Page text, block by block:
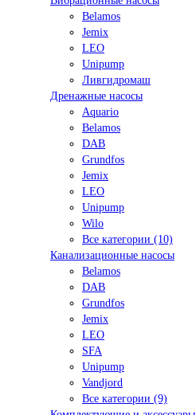
Belamos
Jemix
LEO
Unipump
Ливгидромаш
Дренажные насосы
Aquario
Belamos
DAB
Grundfos
Jemix
LEO
Unipump
Wilo
Все категории (10)
Канализационные насосы
Belamos
DAB
Grundfos
Jemix
LEO
SFA
Unipump
Vandjord
Все категории (9)